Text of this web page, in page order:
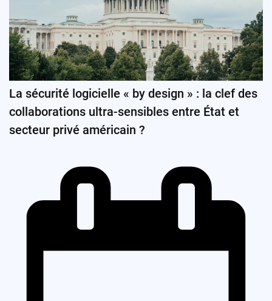
La sécurité logicielle « by design » : la clef des
collaborations ultra-sensibles entre État et
secteur privé américain ?